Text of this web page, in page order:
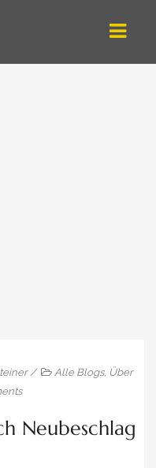
/ Alle Blogs, Über
Neubeschlag